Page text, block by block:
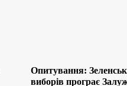
Опитування:
виборів програє